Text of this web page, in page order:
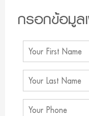
กรอกข้อมูล